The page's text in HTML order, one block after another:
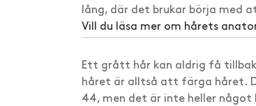
lång, där det brukar börja
Vill du läsa mer om hårets
Ett grått hår kan aldrig få
håret är alltså att färga håret.
44, men det är inte heller